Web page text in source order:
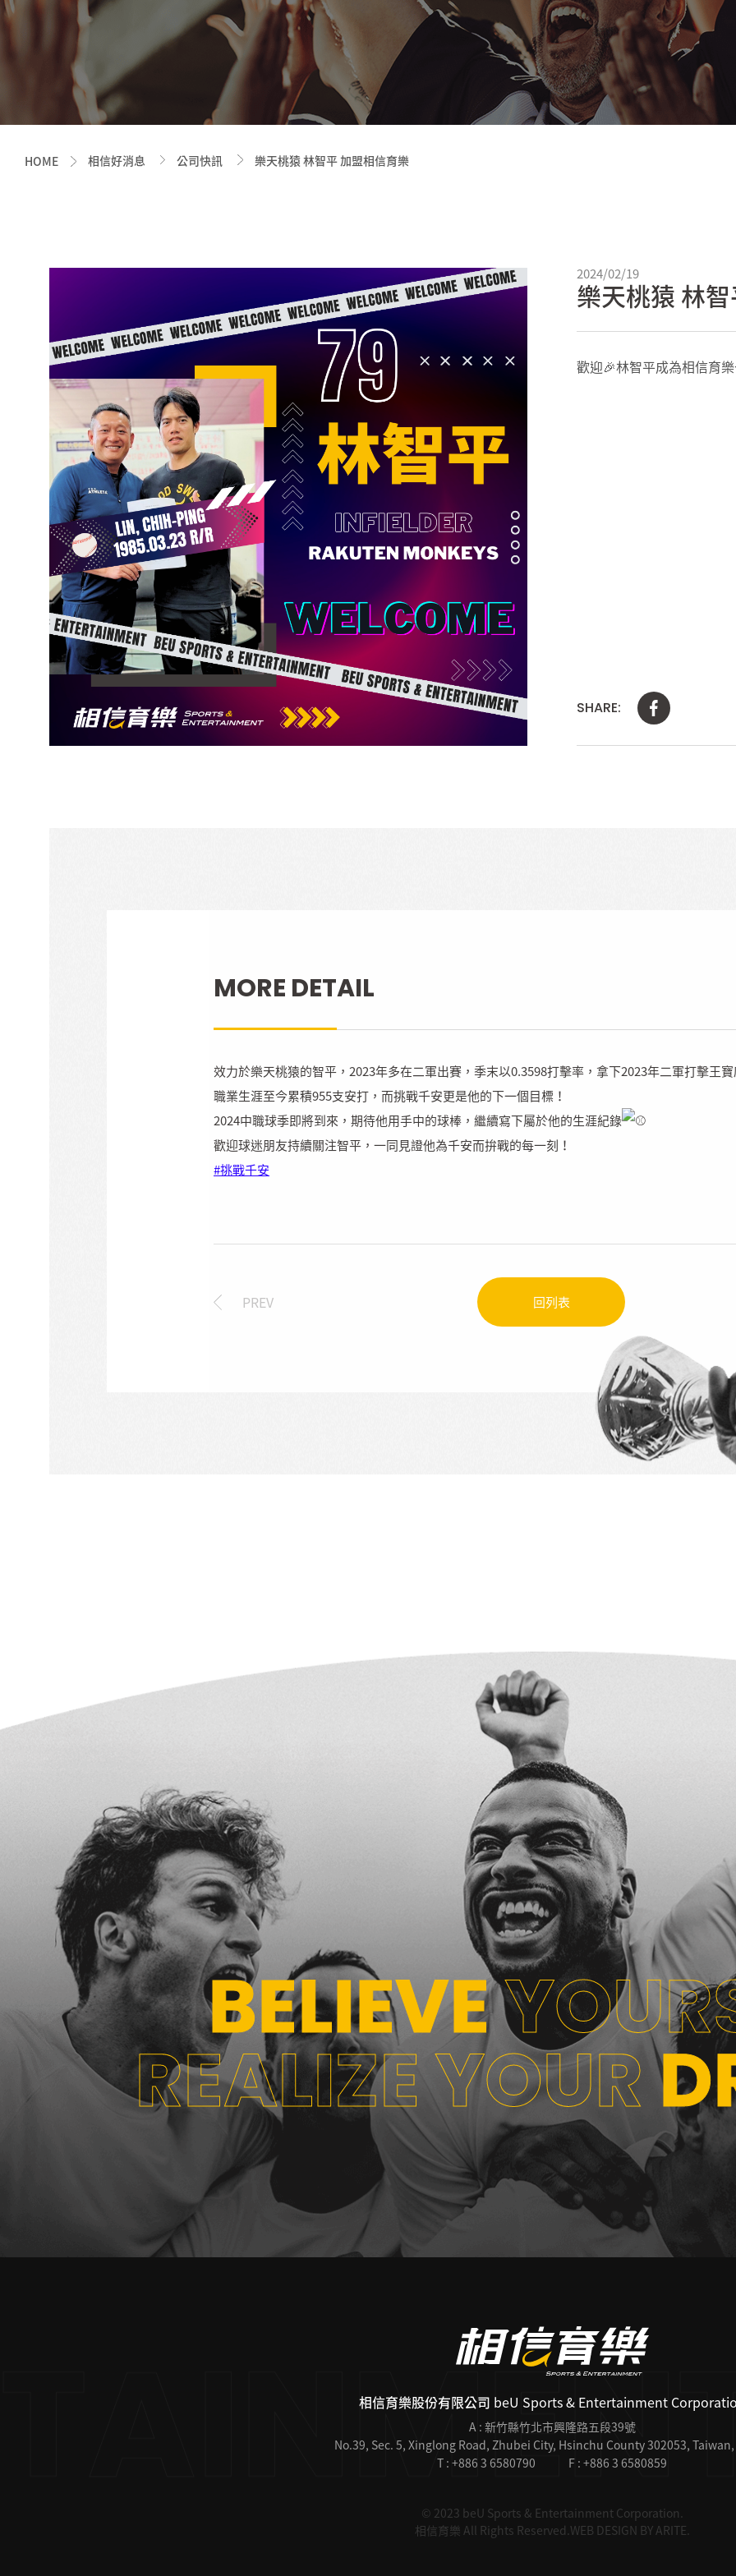
HOME 相信好消息 公司快訊 樂天桃猿 林智平 加盟相信育樂
2024/02/19
樂天桃猿 林
歡迎🎉林智平成為相信育
SHARE:
MORE DETAIL
效力於樂天桃猿的智平，2023年多在二軍出賽，季末以0.3598打擊率，拿下2023年二軍打擊王
職業生涯至今累積955支安打，而挑戰千安更是他的下一個目標！
2024中職球季即將到來，期待他用手中的球棒，繼續寫下屬於他的生涯紀錄
歡迎球迷朋友持續關注智平，一同見證他為千安而拚戰的每一刻！
#挑戰千安
回列表
BELIEVE
REALIZE YOUR
相信育樂股份有限公司 beU Sports & Entertainment
A : 新竹縣竹北市興隆路五段39號
No.39, Sec. 5, Xinglong Road, Zhubei City, Hsinchu County 302053, Taiwan,
T : +886 3 6580790
F : +886 3 6580859
© 2023 beU Sports & Entertainment Corporation.
相信育樂 All Rights Reserved.WEB DESIGN BYARITE.